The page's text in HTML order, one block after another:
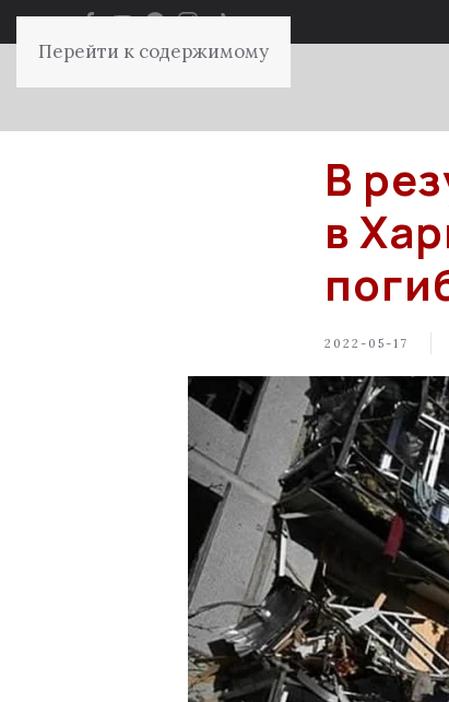
Перейти к содержимому
В
в
2022-05-17